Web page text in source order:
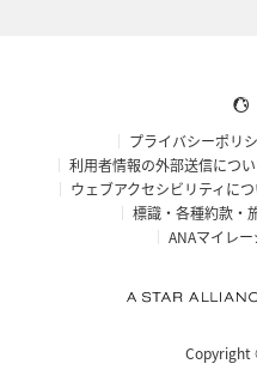
プライバシーポリ
利用者情報の外部送信につ
ウェブアクセシビリティに
標識・各種約款・
ANAマイレ
Copyright